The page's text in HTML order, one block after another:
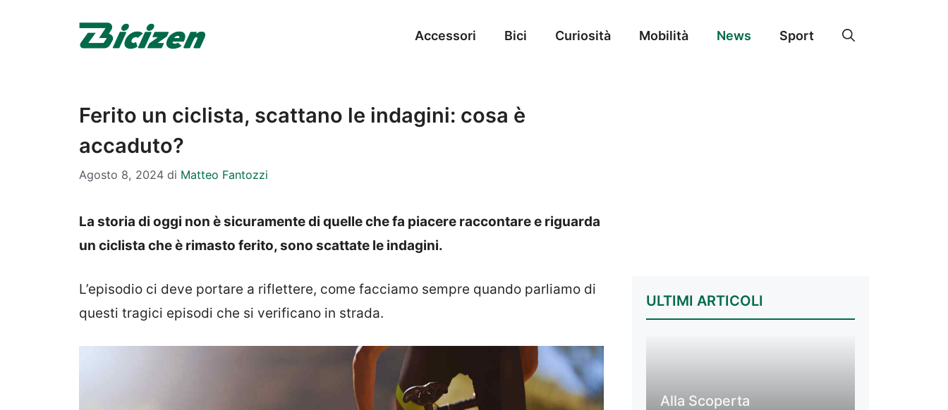
Accessori Bici Curiosità Mobilità News Sport
Ferito un ciclista, scattano le indagini: cosa è
accaduto?
Agosto 8, 2024 di Matteo Fantozzi
La storia di oggi non è sicuramente di quelle che fa piacere raccontare e riguarda
un ciclista che è rimasto ferito, sono scattate le indagini.
L’episodio ci deve portare a riflettere, come facciamo sempre quando parliamo di
questi tragici episodi che si verificano in strada.
ULTIMI ARTICOLI
Alla Scoperta